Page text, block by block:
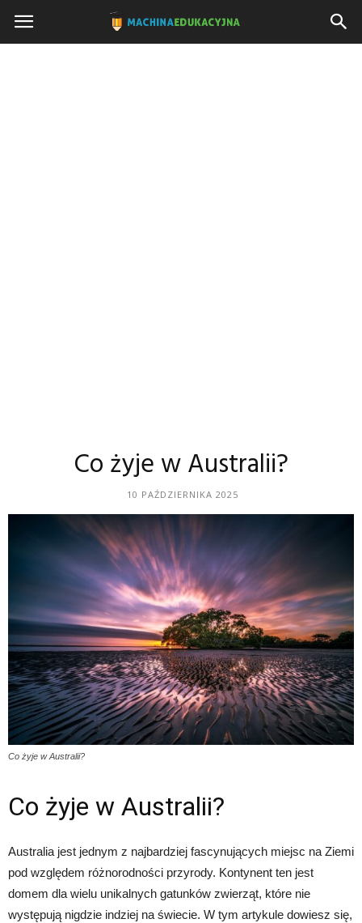
Machinaedukacyjna.pl
Co żyje w Australii?
10 PAŹDZIERNIKA 2025
Co żyje w Australii?
Co żyje w Australii?
Australia jest jednym z najbardziej fascynujących miejsc na Ziemi
pod względem różnorodności przyrody. Kontynent ten jest
domem dla wielu unikalnych gatunków zwierząt, które nie
występują nigdzie indziej na świecie. W tym artykule dowiesz się,